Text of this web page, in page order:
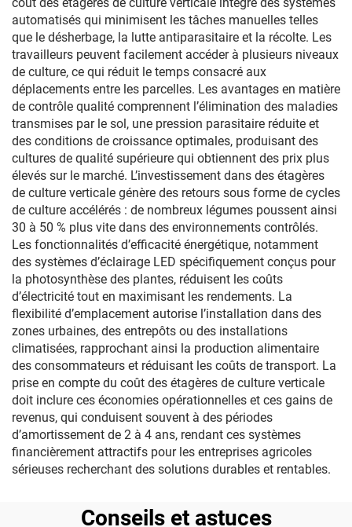
automatisés qui minimisent les tâches manuelles telles
que le désherbage, la lutte antiparasitaire et la récolte. Les
travailleurs peuvent facilement accéder à plusieurs niveaux
de culture, ce qui réduit le temps consacré aux
déplacements entre les parcelles. Les avantages en matière
de contrôle qualité comprennent l’élimination des maladies
transmises par le sol, une pression parasitaire réduite et
des conditions de croissance optimales, produisant des
cultures de qualité supérieure qui obtiennent des prix plus
élevés sur le marché. L’investissement dans des étagères
de culture verticale génère des retours sous forme de cycles
de culture accélérés : de nombreux légumes poussent ainsi
30 à 50 % plus vite dans des environnements contrôlés.
Les fonctionnalités d’efficacité énergétique, notamment
des systèmes d’éclairage LED spécifiquement conçus pour
la photosynthèse des plantes, réduisent les coûts
d’électricité tout en maximisant les rendements. La
flexibilité d’emplacement autorise l’installation dans des
zones urbaines, des entrepôts ou des installations
climatisées, rapprochant ainsi la production alimentaire
des consommateurs et réduisant les coûts de transport. La
prise en compte du coût des étagères de culture verticale
doit inclure ces économies opérationnelles et ces gains de
revenus, qui conduisent souvent à des périodes
d’amortissement de 2 à 4 ans, rendant ces systèmes
financièrement attractifs pour les entreprises agricoles
sérieuses recherchant des solutions durables et rentables.
Conseils et astuces